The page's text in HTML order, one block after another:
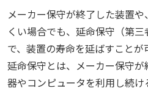
メーカー保守が終了した装置
くい場合でも、延命保守（第
で、装置の寿命を延ばすことが
延命保守とは、メーカー保守
器やコンピュータを利用し続